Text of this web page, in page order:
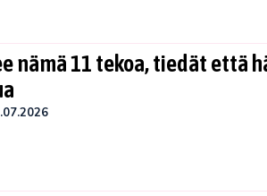
nämä 11 tekoa, tiedät että